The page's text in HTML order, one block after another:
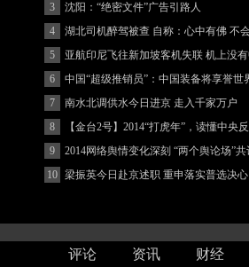
3
沈阳：“绝密文件”广告引路人
4
湖北司机醉驾被查 自称：心中有佛 不
(图)
5
亚航印尼飞往新加坡客机失联 机上没
客
6
中国“超级推销员”：中国装备将享誉世
7
南水北调供水今日进京 走入千家万户
8
【金台2号】2014“打虎年”，读懂中央
9
2014网络舆情变化深刻 “两个舆论场”共
著增强
10 梁振英今日赴京述职 重申落实普选决心
评论 资讯 财经